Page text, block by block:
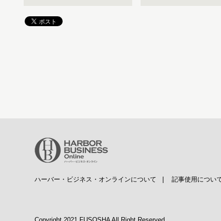
ハーバー・ビジネス・オンラインについて 記事使用につい